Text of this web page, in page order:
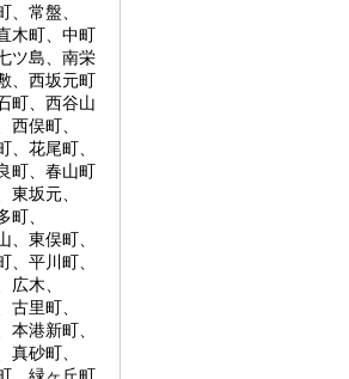
、常盤、
木町、中町
ツ島、南栄
、西坂元町
町、西谷山
西俣町、
、花尾町、
町、春山町
東坂元、
町、
、東俣町、
、平川町、
広木、
古里町、
本港新町、
真砂町、